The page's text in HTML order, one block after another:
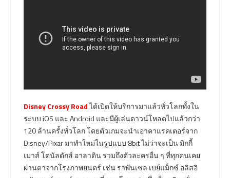
Disney Crossy Roadได้เปิดให้บริการมาแล้วทั่วโลกทั้งใน
ระบบ iOS และ Android และมีผู้เล่นดาวน์โหลดไปแล้วกว่า
120 ล้านครั้งทั่วโลก โดยตัวเกมจะนำเอาคาแรคเตอร์จาก
Disney/Pixar มาทำใหม่ในรูปแบบ 8bit ไม่ว่าจะเป็น มิกกี้
เมาส์ โดนัลดักส์ อาลาดิน รวมถึงตัวละครอื่น ๆ ที่ทุกคนเคย
ผ่านตาจากโรงภาพยนตร์ เช่น ราพันเซล เบย์แม็กซ์ อลิสอิ